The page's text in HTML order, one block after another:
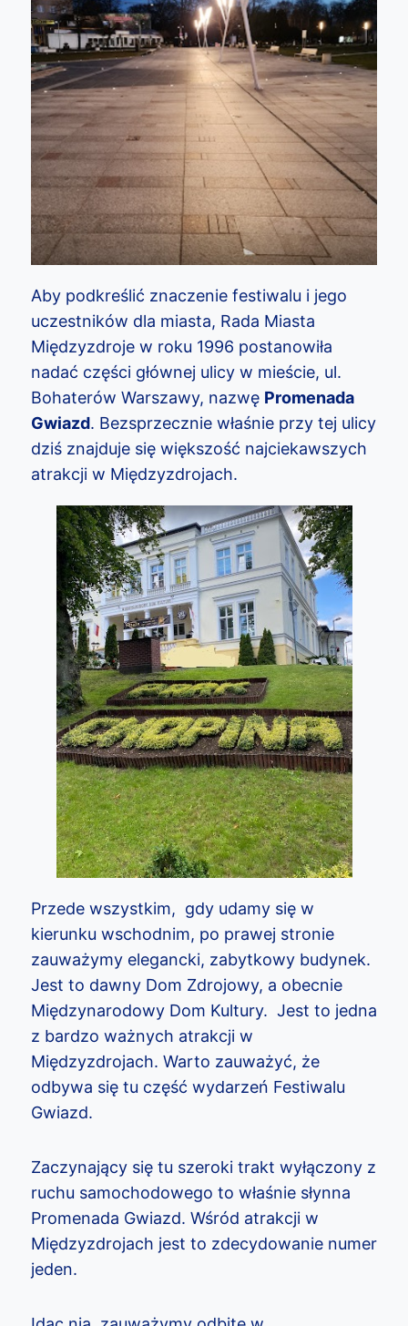
Aby podkreślić znaczenie festiwalu i jego
uczestników dla miasta, Rada Miasta
Międzyzdroje w roku 1996 postanowiła
nadać części głównej ulicy w mieście, ul.
Bohaterów Warszawy, nazwę Promenada
Gwiazd. Bezsprzecznie właśnie przy tej ulicy
dziś znajduje się większość najciekawszych
atrakcji w Międzyzdrojach.
Przede wszystkim, gdy udamy się w
kierunku wschodnim, po prawej stronie
zauważymy elegancki, zabytkowy budynek.
Jest to dawny Dom Zdrojowy, a obecnie
Międzynarodowy Dom Kultury. Jest to jedna
z bardzo ważnych atrakcji w
Międzyzdrojach. Warto zauważyć, że
odbywa się tu część wydarzeń Festiwalu
Gwiazd.
Zaczynający się tu szeroki trakt wyłączony z
ruchu samochodowego to właśnie słynna
Promenada Gwiazd. Wśród atrakcji w
Międzyzdrojach jest to zdecydowanie numer
jeden.